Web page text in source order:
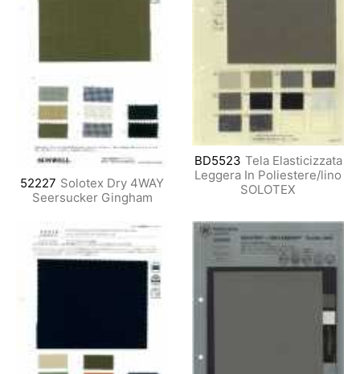
52227 Solotex Dry 4WAY
Seersucker Gingham
BD5523 Tela Elasticizzata
Leggera In Poliestere/lino
SOLOTEX